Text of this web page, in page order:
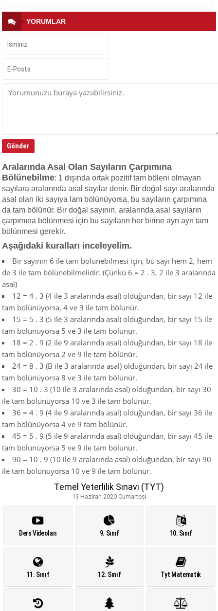
YORUMLAR
Aralarında Asal Olan Sayıların Çarpımına
Bölünebilme: 1 dışında ortak pozitif tam böleni olmayan
sayılara aralarında asal sayılar denir. Bir doğal sayı aralarında
asal olan iki sayıya lam bölünüyorsa, bu sayıların çarpımına
da tam bölünür. Bir doğal sayının, aralarında asal sayıların
çarpımına bölünmesi için bu sayıların her birine ayrı ayrı tam
bölünmesi gerekir.
Aşağıdaki kuralları inceleyelim.
Bir sayının 6 ile tam bölünebilmesi için, bu sayı hem 2, hem
de 3 ile tam bölünebilmelidir. (Çünkü 6 = 2 . 3, 2 ile 3 aralarında
asal)
12 = 4 . 3 (4 ile 3 aralarında asal) olduğundan, bir sayı 12 ile
tam bölünüyorsa, 4 ve 3 ile tam bölünür.
15 = 5 . 3 (5 ile 3 aralarında asal) olduğundan, bir sayı 15 ile
tam bölünüyorsa 5 ve 3 ile tam bölünür.
18 = 2 . 9 (2 ile 9 aralarında asal) olduğundan, bir sayı 18 ile
tam bölünüyorsa 2 ve 9 ile tam bölünür.
24 = 8 . 3 (B ile 3 aralarında asal) olduğundan, bir sayı 24 ile
tam bölünüyorsa 8 ve 3 ile tam bölünür.
30 = 10 . 3 (10 ile 3 aralarında asal) olduğundan, bir sayı 30
ile tam bölünüyorsa 10 ve 3 ile tam bölünür.
36 = 4 . 9 (4 ile 9 aralarında asal) olduğundan, bir sayı 36 ile
tam bölünüyorsa 4 ve 9 tam bölünür.
45 = 5 . 9 (5 ile 9 aralarında asal) olduğundan, bir sayı 45 ile
tam bölünüyorsa 5 ve 9 ile tam bölünür.
90 = 10 . 9 (10 ile 9 aralarında asal) olduğundan, bir sayı 90
ile tam bölünüyorsa 10 ve 9 ile tam bölünür.
Temel Yeterlilik Sınavı (TYT)
13 Haziran 2020 Cumartesi
Ders Videoları 9. Sınıf 10. Sınıf
11. Sınıf 12. Sınıf Tyt Matematik